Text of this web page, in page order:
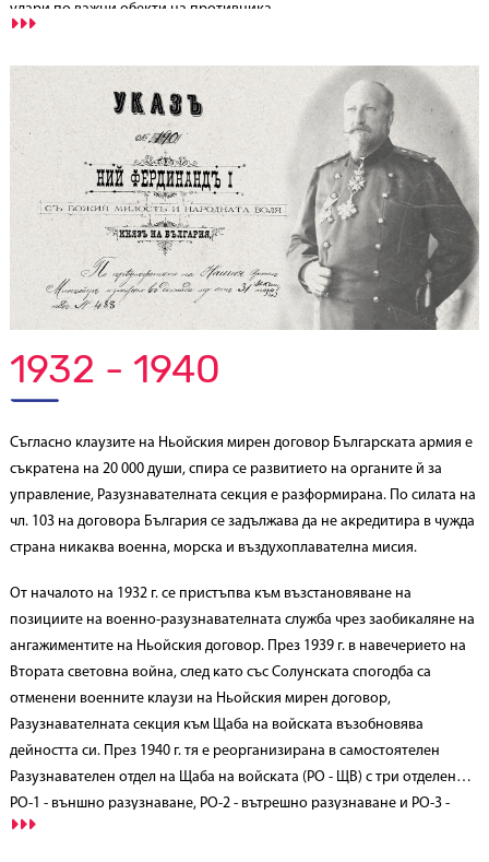
удари по важни обекти на противника.
1932 - 1940
Съгласно клаузите на Ньойския мирен договор Българската армия е
съкратена на 20 000 души, спира се развитието на органите й за
управление, Разузнавателната секция е разформирана. По силата на
чл. 103 на договора България се задължава да не акредитира в чужда
страна никаква военна, морска и въздухоплавателна мисия.
От началото на 1932 г. се пристъпва към възстановяване на
позициите на военно-разузнавателната служба чрез заобикаляне на
ангажиментите на Ньойския договор. През 1939 г. в навечерието на
Втората световна война, след като със Солунската спогодба са
отменени военните клаузи на Ньойския мирен договор,
Разузнавателната секция към Щаба на войската възобновява
дейността си. През 1940 г. тя е реорганизирана в самостоятелен
Разузнавателен отдел на Щаба на войската (РО - ЩВ) с три отделения:
РО-1 - външно разузнаване, РО-2 - вътрешно разузнаване и РО-3 -
контраразузнаване.